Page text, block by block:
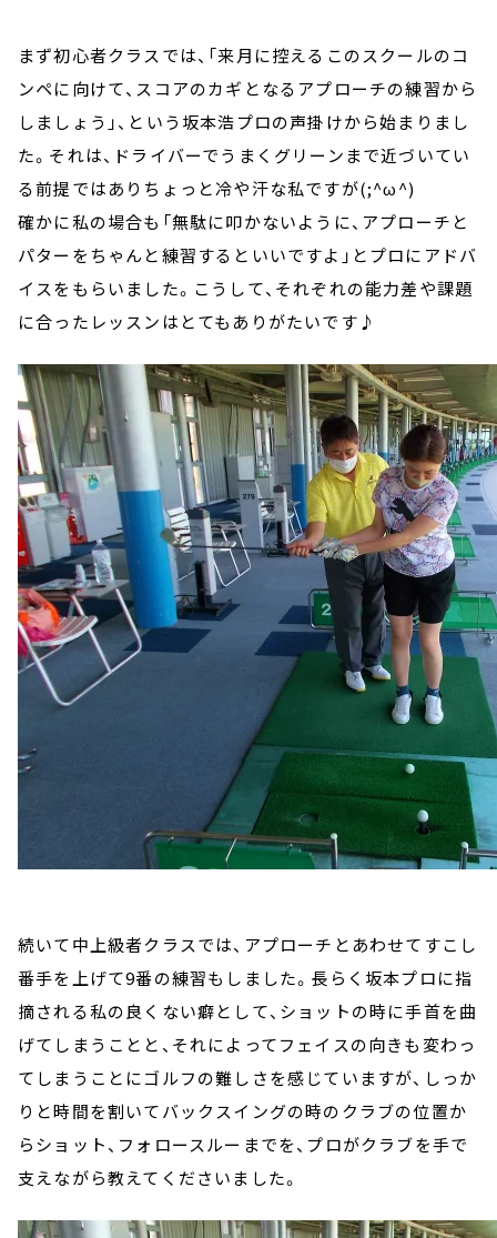
まず初心者クラスでは、「来月に控えるこのスクールのコ
ンペに向けて、スコアのカギとなるアプローチの練習から
しましょう」、という坂本浩プロの声掛けから始まりまし
た。それは、ドライバーでうまくグリーンまで近づいてい
る前提ではありちょっと冷や汗な私ですが(;^ω^)
確かに私の場合も「無駄に叩かないように、アプローチと
パターをちゃんと練習するといいですよ」とプロにアドバ
イスをもらいました。こうして、それぞれの能力差や課題
に合ったレッスンはとてもありがたいです♪
続いて中上級者クラスでは、アプローチとあわせてすこし
番手を上げて9番の練習もしました。長らく坂本プロに指
摘される私の良くない癖として、ショットの時に手首を曲
げてしまうことと、それによってフェイスの向きも変わっ
てしまうことにゴルフの難しさを感じていますが、しっか
りと時間を割いてバックスイングの時のクラブの位置か
らショット、フォロースルーまでを、プロがクラブを手で
支えながら教えてくださいました。